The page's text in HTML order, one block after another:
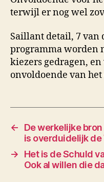
terwijl er nog wel
Saillant detail, 7 van
programma worden
kiezers gedragen,
onvoldoende van
←
De werkelijke bron
is overduidelijk de
→
Het is de Schuld
Ook al willen die